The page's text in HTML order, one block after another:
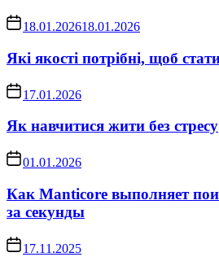
18.01.202618.01.2026
Які якості потрібні, щоб
17.01.2026
Як навчитися жити без стресу
01.01.2026
Как Manticore выполняет
за секунды
17.11.2025